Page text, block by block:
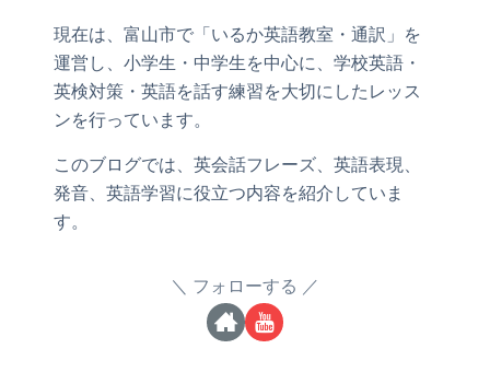
現在は、富山市で「いるか英語教室・通訳」を
運営し、小学生・中学生を中心に、学校英語・
英検対策・英語を話す練習を大切にしたレッス
ンを行っています。
このブログでは、英会話フレーズ、英語表現、
発音、英語学習に役立つ内容を紹介していま
す。
フォローする